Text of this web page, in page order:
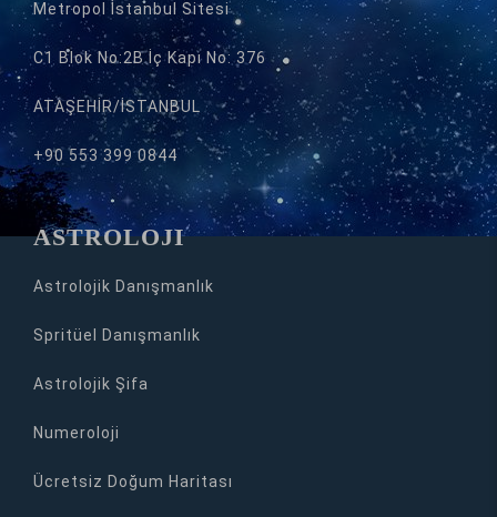
Metropol İstanbul Sitesi
C1 Blok No:2B İç Kapı No: 376
ATAŞEHİR/İSTANBUL
+90 553 399 0844
ASTROLOJİ
Astrolojik Danışmanlık
Spritüel Danışmanlık
Astrolojik Şifa
Numeroloji
Ücretsiz Doğum Haritası